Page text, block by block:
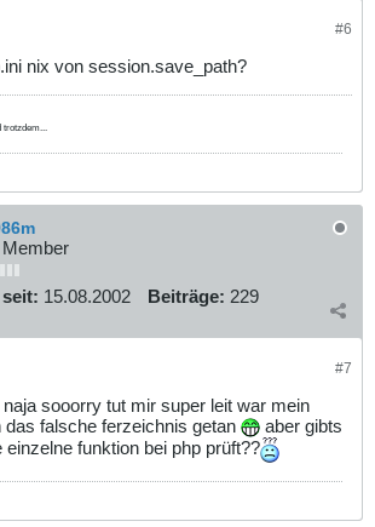
#6
nix von session.save_path?
15.08.2002 Beiträge: 229
#7
sooorry tut mir super leit war mein
das falsche ferzeichnis getan
aber gibts
funktion bei php prüft??